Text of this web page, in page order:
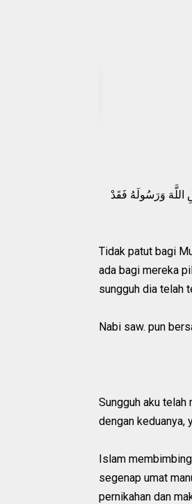
اللَّهَ وَرَسُولَهُ فَقَدْ
Tidak patut bagi
ada bagi mereka
sungguh dia telah
Nabi saw. pun
Sungguh aku
dengan keduanya,
Islam
segenap umat
pernikahan dan